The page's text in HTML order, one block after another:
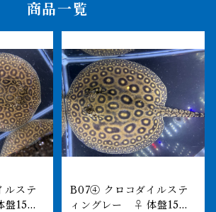
商品一覧
B07④ クロコダイルステ
ィングレー ♀ 体盤15㎝